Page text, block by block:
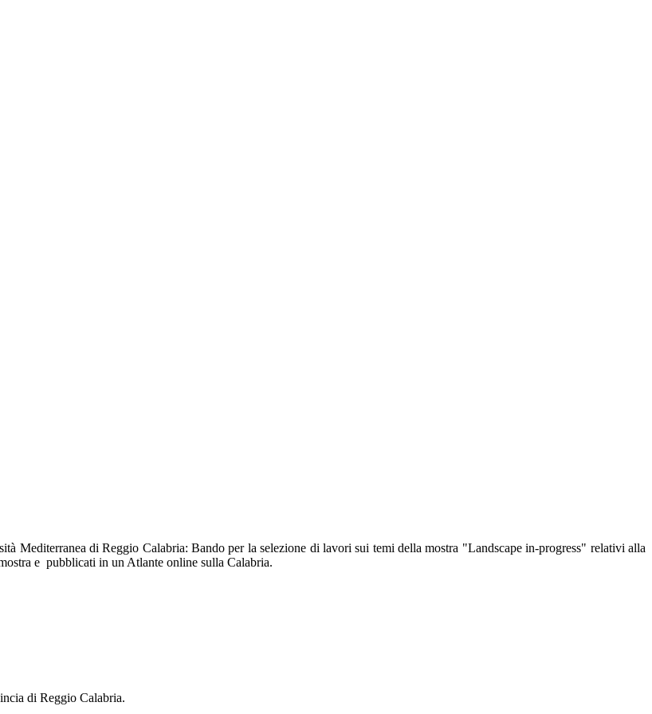
Mediterranea di Reggio Calabria: Bando per la selezione di lavori sui temi della mostra "Landscape in-progress" relativi alla
e pubblicati in un Atlante online sulla Calabria.
di Reggio Calabria.